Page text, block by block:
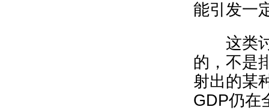
能引发一
这类讨
的，不是
射出的某
GDP仍在